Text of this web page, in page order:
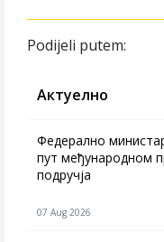
Podijeli putem:
Актуелно
Федерално
пут међународном
подручја
07 Aug 2026